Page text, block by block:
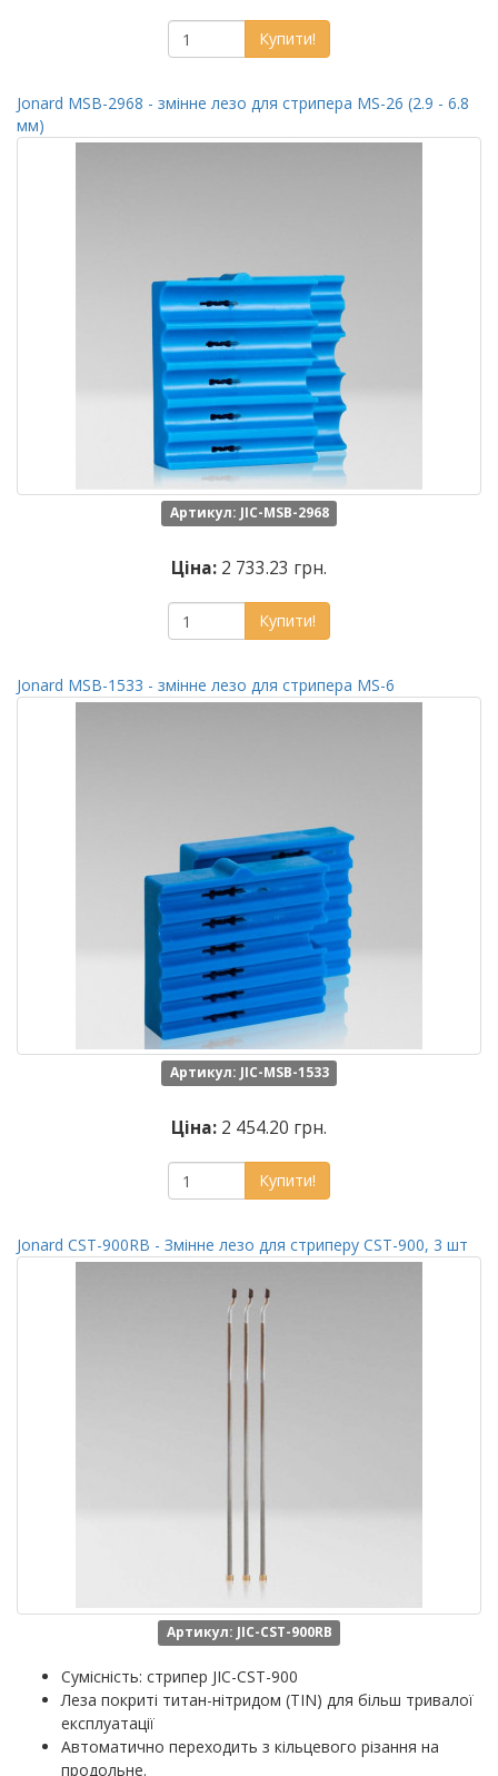
Купити!
Jonard MSB-2968 - змінне лезо для стрипера MS-26 (2.9 - 6.8
мм)
Артикул: JIC-MSB-2968
Ціна: 2 733.23 грн.
Купити!
Jonard MSB-1533 - змінне лезо для стрипера MS-6
Артикул: JIC-MSB-1533
Ціна: 2 454.20 грн.
Купити!
Jonard CST-900RB - Змінне лезо для стриперу CST-900, 3 шт
Артикул: JIC-CST-900RB
Сумісність: стрипер JIC-CST-900
Леза покриті титан-нітридом (TIN) для більш тривалої
експлуатації
Автоматично переходить з кільцевого різання на
продольне.